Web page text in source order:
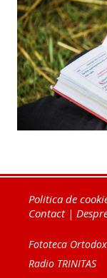
Politica de
Contact|
Fototeca
Radio TRINITAS